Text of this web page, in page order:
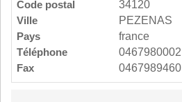
Code postal
34120
Ville
PEZENAS
Pays
france
Téléphone
0467980002
Fax
0467989460